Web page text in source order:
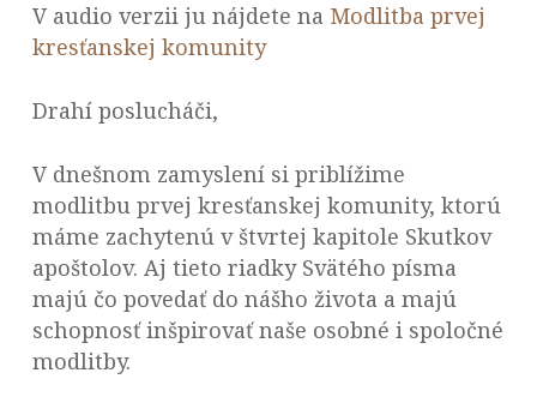
V audio verzii ju nájdete na Modlitba prvej
kresťanskej komunity
Drahí poslucháči,
V dnešnom zamyslení si priblížime
modlitbu prvej kresťanskej komunity, ktorú
máme zachytenú v štvrtej kapitole Skutkov
apoštolov. Aj tieto riadky Svätého písma
majú čo povedať do nášho života a majú
schopnosť inšpirovať naše osobné i spoločné
modlitby.